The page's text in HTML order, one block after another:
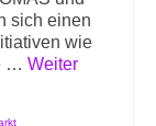
sich einen
wie
… Weiter